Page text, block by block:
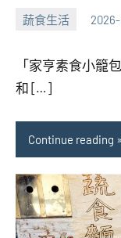
蔬食生活
張
芋
No
「家亨素食小籠
和 […]
Continue reading